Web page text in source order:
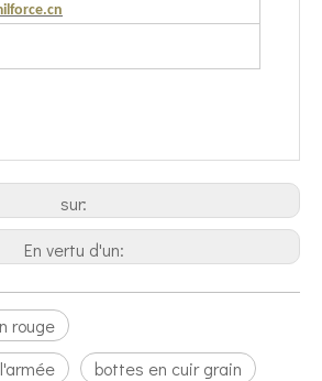
sur:
En vertu d'un:
rouge
bottes en cuir grain